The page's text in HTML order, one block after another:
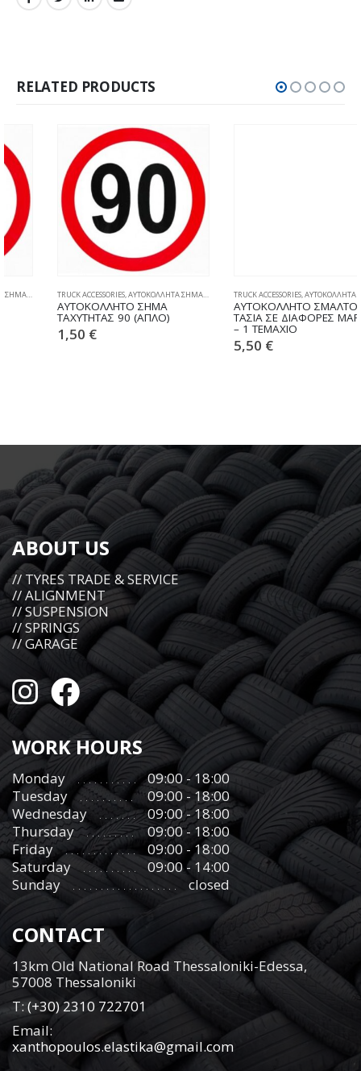
RELATED PRODUCTS
TRUCK ACCESSORIES,ΑΥΤΟΚΟΛΛΗΤΑ ΣΗΜΑΤΑ ΤΑΧΥΤΗΤΑΣ
ΑΥΤΟΚΟΛΛΗΤΟ ΣΗΜΑ
ΤΑΧΥΤΗΤΑΣ 90 (ΑΠΛΟ)
TRUCK ACCESSORIES,ΑΥΤΟΚΟΛΛΗΤΑ ΣΗΜΑΤΑ ΤΑΧΥΤΗΤΑΣ
ΑΥΤΟΚΟΛΛΗΤΟ ΣΜΑΛΤΟΥ ΓΙΑ
ΤΑΣΙΑ ΣΕ ΔΙΑΦΟΡΕΣ ΜΑΡΚΕΣ
– 1 ΤΕΜΑΧΙΟ
ABOUT US
// TYRES TRADE & SERVICE
// ALIGNMENT
// SUSPENSION
// SPRINGS
// GARAGE
WORK HOURS
Monday
09:00 - 18:00
Tuesday
09:00 - 18:00
Wednesday
09:00 - 18:00
Thursday
09:00 - 18:00
Friday
09:00 - 18:00
Saturday
09:00 - 14:00
Sunday
closed
CONTACT
13km Old National Road Thessaloniki-Edessa,
57008 Thessaloniki
Τ:(+30) 2310 722701
Email:
xanthopoulos.elastika@gmail.com